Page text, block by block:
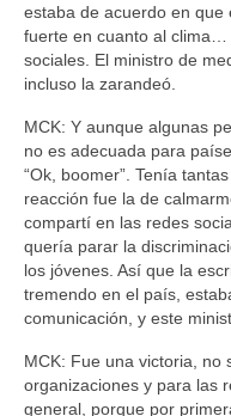
estaba de acuerdo en que
fuerte en cuanto al
sociales. El ministro de
incluso la zarandeó.
MCK: Y aunque algunas
no es adecuada para
“Ok, boomer”. Tenía
reacción fue la de
compartí en las redes
quería parar la
los jóvenes. Así que la
tremendo en el país,
comunicación, y este
MCK: Fue una victoria, no
organizaciones y para las
general, porque por